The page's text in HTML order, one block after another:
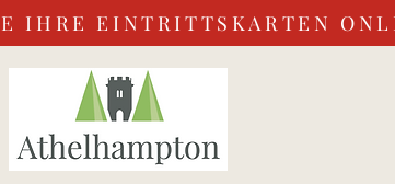
IHRE EINTRITTSKARTEN